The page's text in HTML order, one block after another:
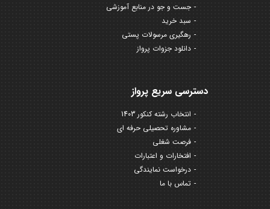
جست و جو در منابع آموزشی
سبد خرید
رهگیری مرسولات پستی
دانلود جزوات پرواز
دسترسی سریع پرواز
انتخاب رشته کنکور 1403
مشاوره تحصیلی حرفه ای
فرصت شغلی
افتخارات و اعتبارات
درخواست نمایندگی
تماس با ما